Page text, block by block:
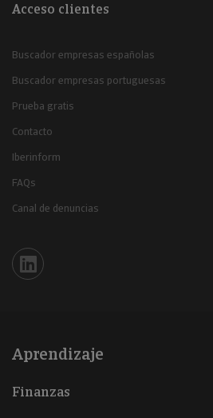
Acceso clientes
Buscador empresas españolas
Buscador empresas portuguesas
Prueba gratis
Contacto
Iberinform
FAQs
Canal de denuncias
Iberinform en Linkedin
Aprendizaje
Finanzas